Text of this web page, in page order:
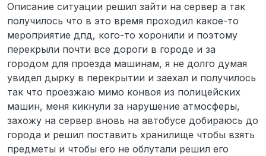
Описание ситуации решил зайти на сервер а так
получилось что в это время проходил какое-то
мероприятие дпд, кого-то хоронили и поэтому
перекрыли почти все дороги в городе и за
городом для проезда машинам, я не долго думая
увидел дырку в перекрытии и заехал и получилось
так что проезжаю мимо конвоя из полицейских
машин, меня кикнули за нарушение атмосферы,
захожу на сервер вновь на автобусе добираюсь до
города и решил поставить хранилище чтобы взять
предметы и чтобы его не облутали решил его